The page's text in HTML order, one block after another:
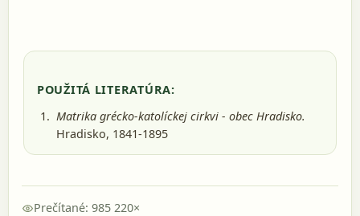
POUŽITÁ LITERATÚRA:
Matrika grécko-katolíckej cirkvi - obec Hradisko.
Hradisko, 1841-1895
Prečítané: 985 220×